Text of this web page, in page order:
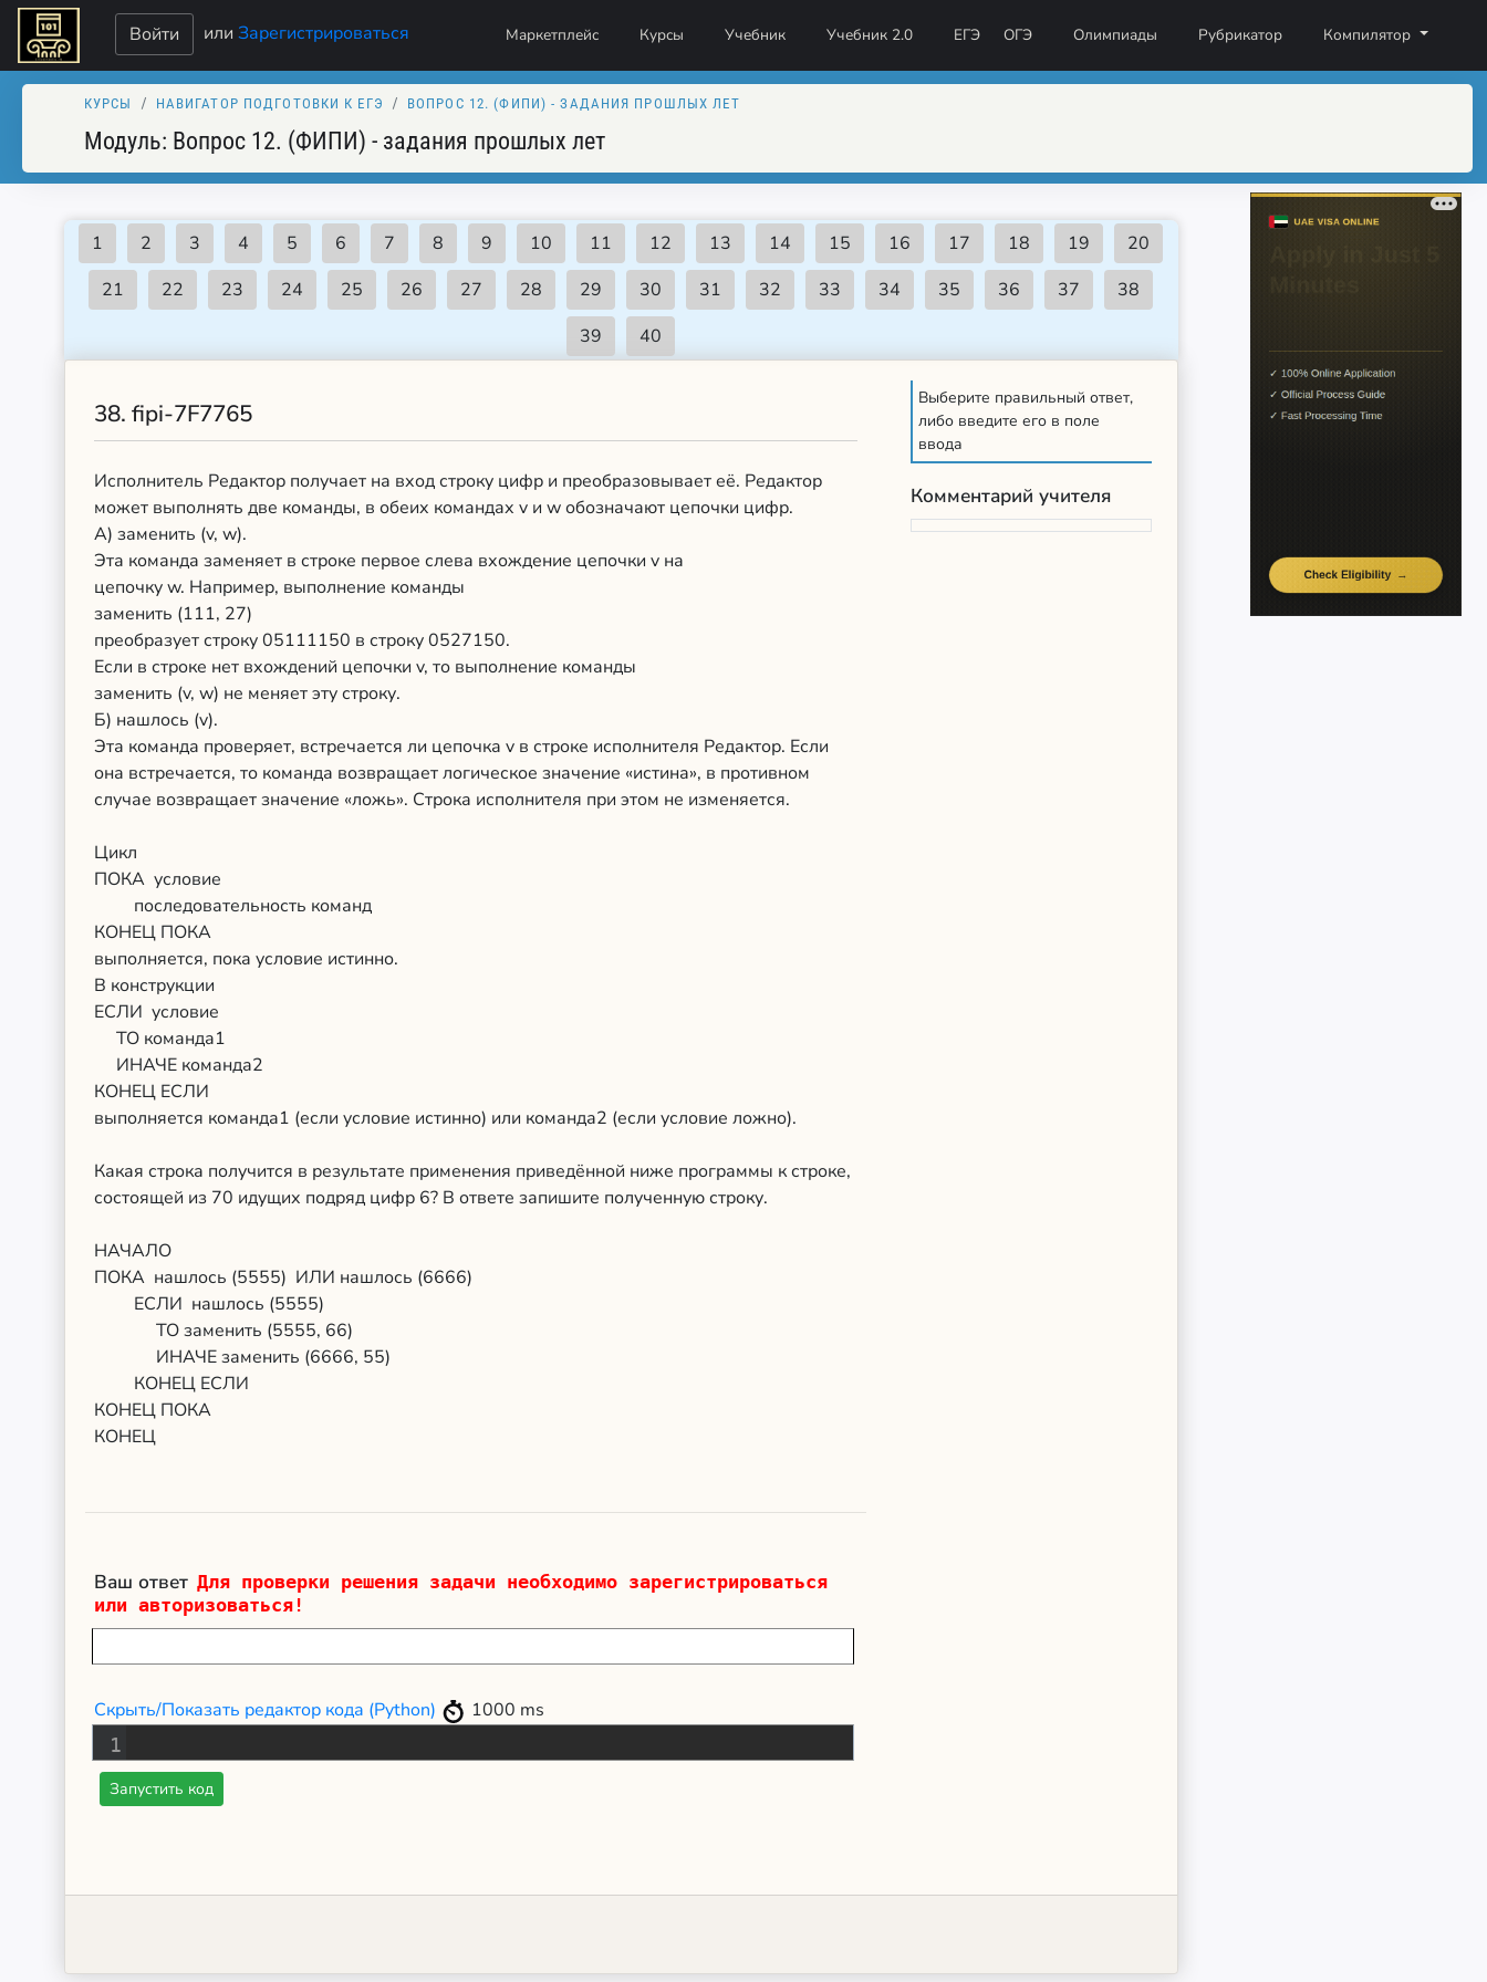
Войти илиЗарегистрироваться Маркетплейс Курсы Учебник Учебник 2.0 ЕГЭ ОГЭ Олимпиады Рубрикатор Компилятор
КУРСЫ НАВИГАТОР ПОДГОТОВКИ К ЕГЭ ВОПРОС 12. (ФИПИ) - ЗАДАНИЯ ПРОШЛЫХ ЛЕТ
Модуль: Вопрос 12. (ФИПИ) - задания прошлых лет
38. fipi-7F7765
Исполнитель Редактор получает на вход строку цифр и преобразовывает её. Редактор
может выполнять две команды, в обеих командах v и w обозначают цепочки цифр.
А) заменить (v, w).
Эта команда заменяет в строке первое слева вхождение цепочки v на
цепочку w. Например, выполнение команды
заменить (111, 27)
преобразует строку 05111150 в строку 0527150.
Если в строке нет вхождений цепочки v, то выполнение команды
заменить (v, w) не меняет эту строку.
Б) нашлось (v).
Эта команда проверяет, встречается ли цепочка v в строке исполнителя Редактор. Если
она встречается, то команда возвращает логическое значение «истина», в противном
случае возвращает значение «ложь». Строка исполнителя при этом не изменяется.
Цикл
ПОКА условие
последовательность команд
КОНЕЦ ПОКА
выполняется, пока условие истинно.
В конструкции
ЕСЛИ условие
ТО команда1
ИНАЧЕ команда2
КОНЕЦ ЕСЛИ
выполняется команда1 (если условие истинно) или команда2 (если условие ложно).
Какая строка получится в результате применения приведённой ниже программы к строке,
состоящей из 70 идущих подряд цифр 6? В ответе запишите полученную строку.
НАЧАЛО
ПОКА нашлось (5555) ИЛИ нашлось (6666)
ЕСЛИ нашлось (5555)
ТО заменить (5555, 66)
ИНАЧЕ заменить (6666, 55)
КОНЕЦ ЕСЛИ
КОНЕЦ ПОКА
КОНЕЦ
Ваш ответ Для проверки решения задачи необходимо зарегистрироваться
или авторизоваться!
Скрыть/Показать редактор кода (Python) 1000 ms
1
Выберите правильный ответ,
либо введите его в поле
ввода
Комментарий учителя